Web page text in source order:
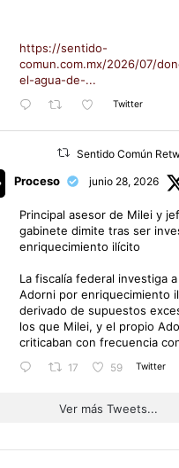
https://sentido-
comun.com.mx/2026/07/
el-agua-de-...
Twitter
Sentido Común
Proceso junio 28, 2026
Principal asesor de Milei y
gabinete dimite tras ser
enriquecimiento ilícito
La fiscalía federal investiga
Adorni por enriquecimiento
derivado de supuestos
los que Milei, y el propio
criticaban con frecuencia
17 59 Twitter
Ver más Tweets...